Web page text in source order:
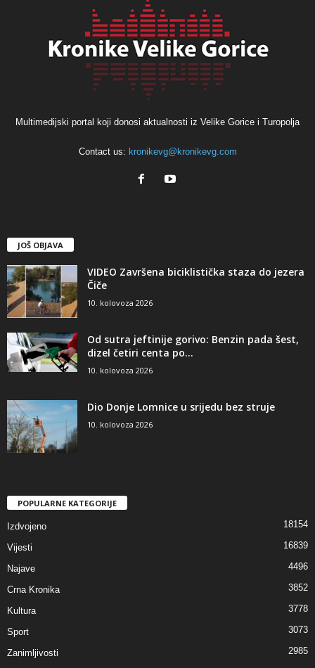
Multimedijski portal koji donosi aktualnosti iz Velike Gorice i Turopolja
Contact us: kronikevg@kronikevg.com
JOŠ OBJAVA
VIDEO Završena biciklistička staza do jezera
Čiče
10. kolovoza 2026
Od sutra jeftinije gorivo: Benzin pada šest,
dizel četiri centa po...
10. kolovoza 2026
Dio Donje Lomnice u srijedu bez struje
10. kolovoza 2026
POPULARNE KATEGORIJE
Izdvojeno 18154
Vijesti 16839
Najave 4496
Crna Kronika 3852
Kultura 3778
Sport 3073
Zanimljivosti 2985